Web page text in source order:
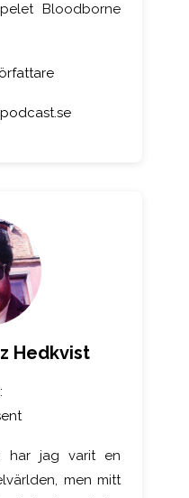
Bloodborne
Hedkvist
:
har jag varit en
men mitt